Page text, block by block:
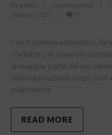
By admin Uncategorized
January, 2021
0
Con il sistema adiabatico,
contatto con i pannelli
la maggior parte del suo
dell’evaporazione. https://
evaporative
READ MORE